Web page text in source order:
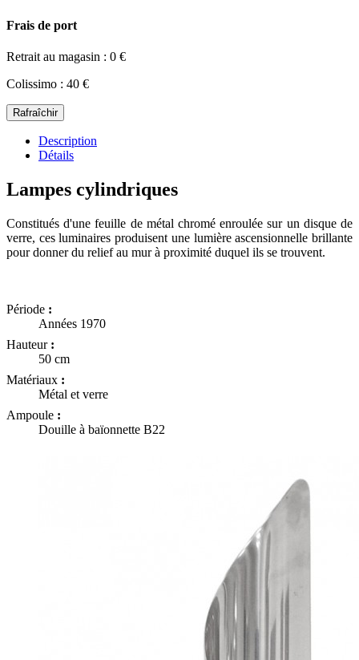
Frais de port
Retrait au magasin : 0 €
Colissimo : 40 €
Description
Détails
Lampes cylindriques
Constitués d'une feuille de métal chromé enroulée sur un disque de
verre, ces luminaires produisent une lumière ascensionnelle brillante
pour donner du relief au mur à proximité duquel ils se trouvent.
Période :
Années 1970
Hauteur :
50 cm
Matériaux :
Métal et verre
Ampoule :
Douille à baïonnette B22